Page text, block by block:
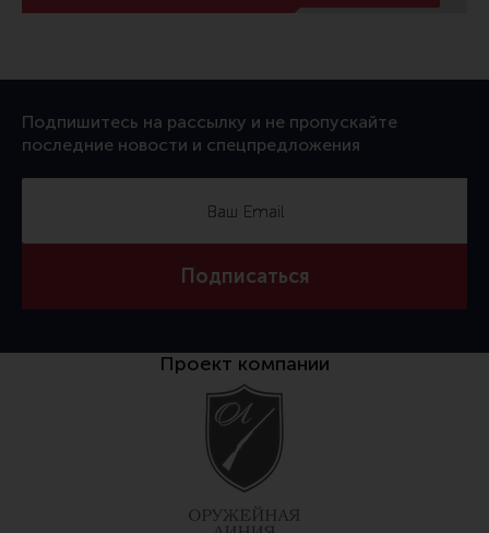
Подпишитесь на рассылку и не пропускайте
последние новости и спецпредложения
Подписаться
Проект компании